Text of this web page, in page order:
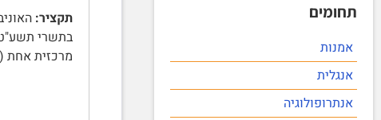
תחומים
אמנות
אנגלית
אנתרופולוגיה
תקציר:
מרכזית אחת (40 נקודות …